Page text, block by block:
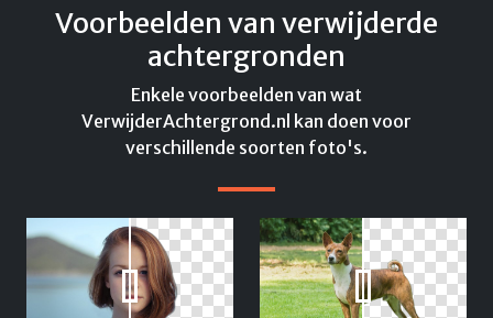
Voorbeelden van verwijderde
achtergronden
Enkele voorbeelden van wat
VerwijderAchtergrond.nl kan doen voor
verschillende soorten foto's.